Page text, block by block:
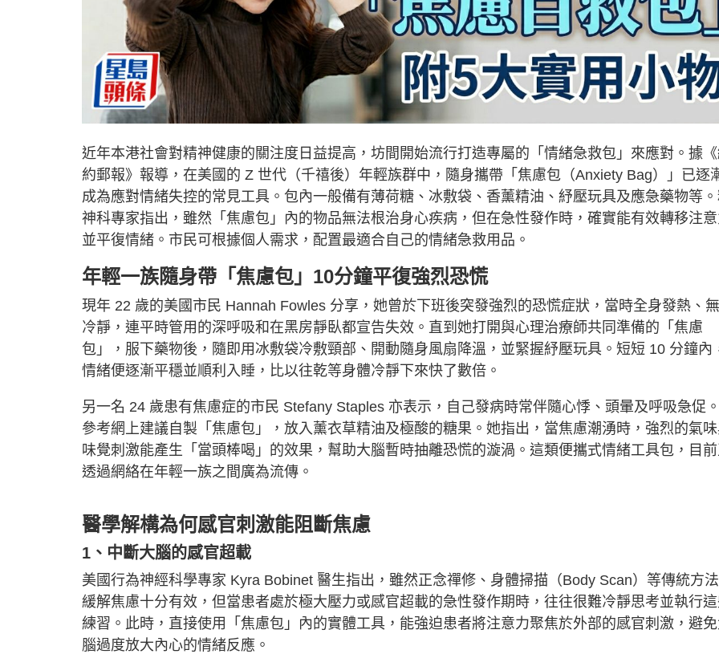
近年本港社會對精神健康的關注度日益提高，坊間開始流行打造專屬的「情緒急救包」來應對。據
約郵報》報導，在美國的 Z 世代（千禧後）年輕族群中，隨身攜帶「焦慮包（Anxiety Bag）」已逐
成為應對情緒失控的常見工具。包內一般備有薄荷糖、冰敷袋、香薰精油、紓壓玩具及應急藥物等
神科專家指出，雖然「焦慮包」內的物品無法根治身心疾病，但在急性發作時，確實能有效轉移注
並平復情緒。市民可根據個人需求，配置最適合自己的情緒急救用品。
年輕一族隨身帶「焦慮包」10分鐘平復強烈恐慌
現年 22 歲的美國市民 Hannah Fowles 分享，她曾於下班後突發強烈的恐慌症狀，當時全身發熱、
冷靜，連平時管用的深呼吸和在黑房靜臥都宣告失效。直到她打開與心理治療師共同準備的「焦慮
包」，服下藥物後，隨即用冰敷袋冷敷頸部、開動隨身風扇降溫，並緊握紓壓玩具。短短 10 分鐘內
情緒便逐漸平穩並順利入睡，比以往乾等身體冷靜下來快了數倍。
另一名 24 歲患有焦慮症的市民 Stefany Staples 亦表示，自己發病時常伴隨心悸、頭暈及呼吸急促
參考網上建議自製「焦慮包」，放入薰衣草精油及極酸的糖果。她指出，當焦慮潮湧時，強烈的氣
味覺刺激能產生「當頭棒喝」的效果，幫助大腦暫時抽離恐慌的漩渦。這類便攜式情緒工具包，目
透過網絡在年輕一族之間廣為流傳。
醫學解構為何感官刺激能阻斷焦慮
1、中斷大腦的感官超載
美國行為神經科學專家 Kyra Bobinet 醫生指出，雖然正念禪修、身體掃描（Body Scan）等傳統方
緩解焦慮十分有效，但當患者處於極大壓力或感官超載的急性發作期時，往往很難冷靜思考並執行
練習。此時，直接使用「焦慮包」內的實體工具，能強迫患者將注意力聚焦於外部的感官刺激，避
腦過度放大內心的情緒反應。